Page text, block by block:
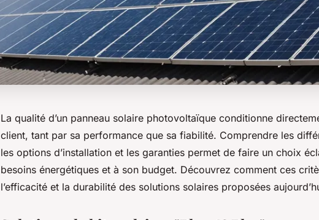
La qualité d’un panneau solaire photovoltaïque conditionne
client, tant par sa performance que sa fiabilité. Comprendre les
les options d’installation et les garanties permet de faire un choix
besoins énergétiques et à son budget. Découvrez comment ces
l’efficacité et la durabilité des solutions solaires proposées